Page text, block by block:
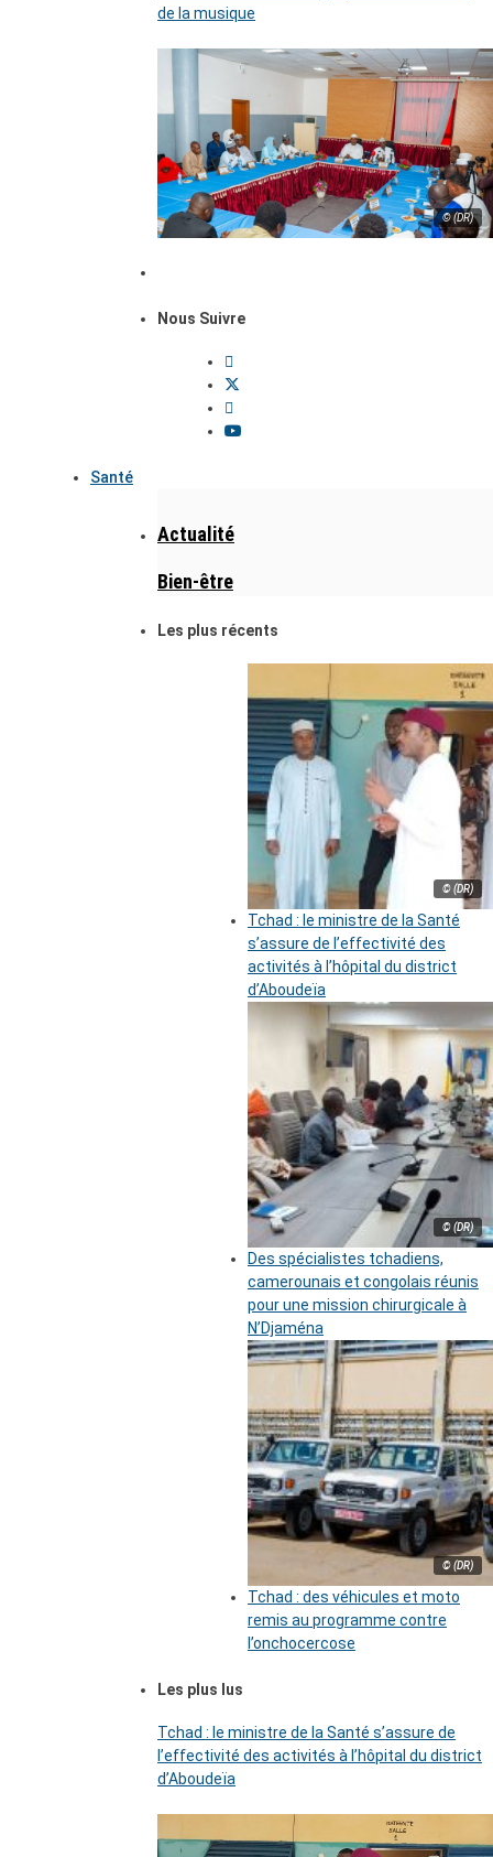
de la musique
© (DR)
Nous Suivre
Santé
Actualité
Bien-être
Les plus récents
© (DR)
Tchad : le ministre de la Santé
s’assure de l’effectivité des
activités à l’hôpital du district
d’Aboudeïa
© (DR)
Des spécialistes tchadiens,
camerounais et congolais réunis
pour une mission chirurgicale à
N’Djaména
© (DR)
Tchad : des véhicules et moto
remis au programme contre
l’onchocercose
Les plus lus
Tchad : le ministre de la Santé s’assure de
l’effectivité des activités à l’hôpital du district
d’Aboudeïa